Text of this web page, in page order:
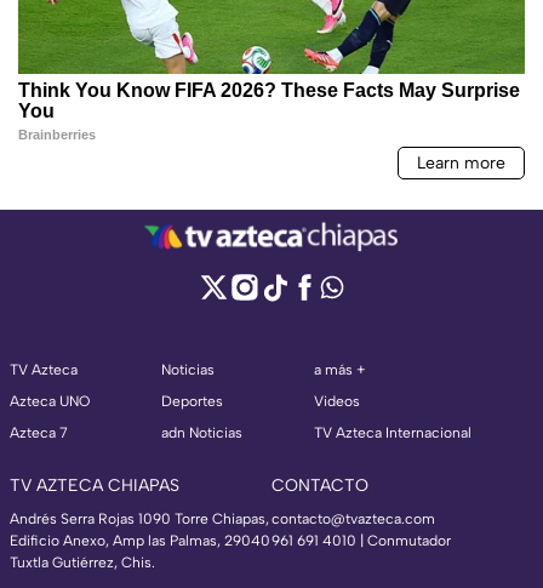
TV Azteca
Azteca UNO
Azteca 7
Noticias
Deportes
adn Noticias
a más +
Videos
TV Azteca Internacional
TV AZTECA CHIAPAS
Andrés Serra Rojas 1090 Torre Chiapas,
Edificio Anexo, Amp las Palmas, 29040
Tuxtla Gutiérrez, Chis.
CONTACTO
contacto@tvazteca.com
961 691 4010 | Conmutador